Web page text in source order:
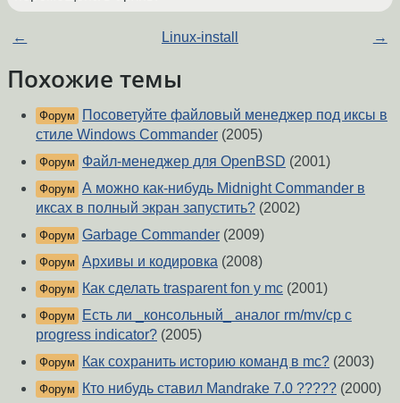
← Linux-install →
Похожие темы
Форум
Посоветуйте файловый менеджер под иксы в
стиле Windows Commander (2005)
Форум Файл-менеджер для OpenBSD (2001)
Форум А можно как-нибудь Midnight Commander в
иксах в полный экран запустить? (2002)
Форум Garbage Commander (2009)
Форум Архивы и кодировка (2008)
Форум Как сделать trasparent fon у mc (2001)
Форум
Есть ли _консольный_ аналог rm/mv/cp с
progress indicator? (2005)
Форум Как сохранить историю команд в mc? (2003)
Форум Кто нибудь ставил Mandrake 7.0 ????? (2000)